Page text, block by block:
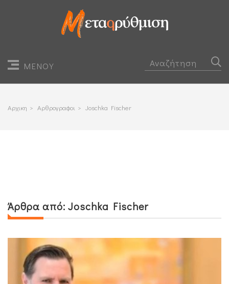
ΜΕΝΟΥ
Αρχικη > Αρθρογραφοι > Joschka Fischer
Άρθρα από:Joschka Fischer